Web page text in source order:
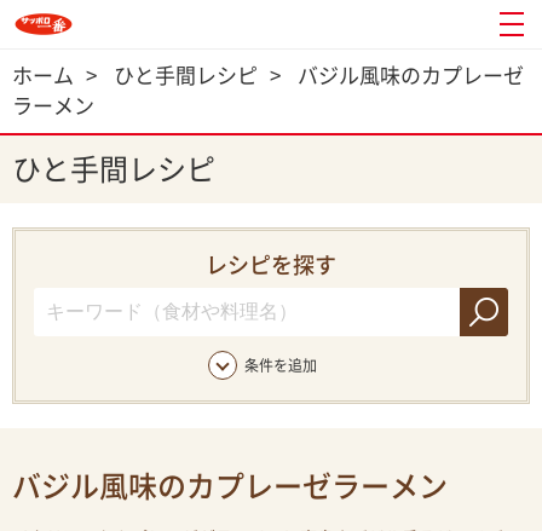
ホーム > ひと手間レシピ >
バジル風味のカプレーゼ
ラーメン
ひと手間レシピ
レシピを探す
条件を追加
バジル風味のカプレーゼラーメン